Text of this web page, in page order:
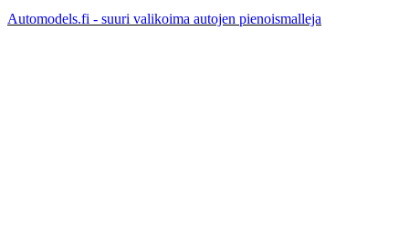
Automodels.fi - suuri valikoima autojen pienoismalleja